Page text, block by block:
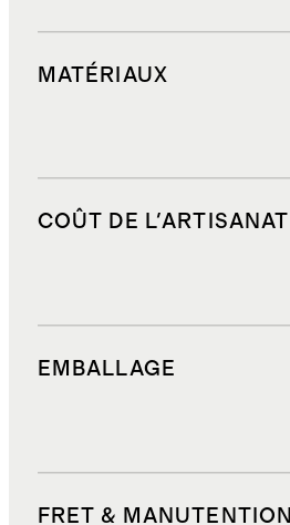
MATÉRIAUX
COÛT DE L'ARTISANAT
EMBALLAGE
FRET & MANUTENTION